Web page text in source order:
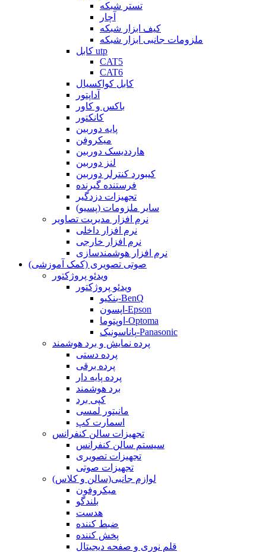
تستر شبکه
آچار
کیف ابزار شبکه
ملزومات جانبی ابزار شبکه
کابل utp
CAT5
CAT6
کابل کواکسیال
آداپتور
باکس و کاور
کانکتور
پایه دوربین
میکروفن
هارددیسک دوربین
لنز دوربین
کیبورد کنترلر دوربین
فرستنده گیرنده
تجهیزات دزدگیر
سایر ملزومات (پسیو)
نرم افزار مدیریت تصاویر
نرم افزار داخلی
نرم افزار خارجی
نرم افزار هوشمندسازی
صوتی تصویری (کمک آموزشی)
ویدئو پروژکتور
ویدئو پروژکتور
بنکیو-BenQ
اپسون-Epson
اوپتوما-Optoma
پاناسونیک-Panasonic
پرده نمایش و برد هوشمند
پرده دستی
پرده برقی
پرده پایه دار
برد هوشمند
کپی برد
مانیتور لمسی
اسمارت کپ
تجهیزات سالن کنفرانس
سیستم سالن کنفرانس
تجهیزات تصویری
تجهیزات صوتی
لوازم جانبی(سالن و کلاس)
میکروفون
بلندگو
هدست
ضبط کننده
پخش کننده
قلم نوری و صفحه دیجیتال